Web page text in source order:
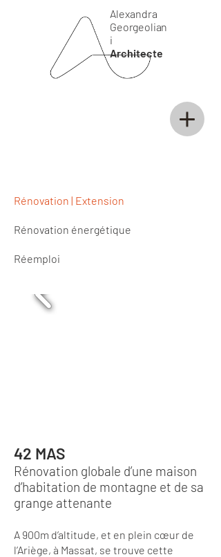
Alexandra
Georgeolian
i
Architecte
Rénovation | Extension
Rénovation énergétique
Réemploi
42 MAS
Rénovation globale d’une maison
d’habitation de montagne et de sa
grange attenante
A 900m d’altitude, et en plein cœur de
l’Ariège, à Massat, se trouve cette